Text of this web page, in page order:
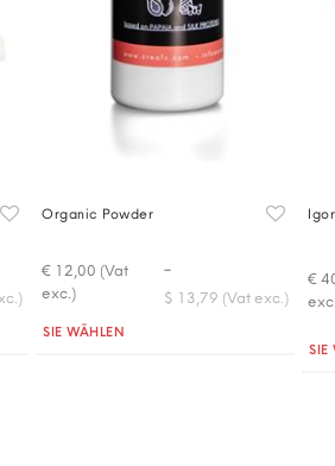
Organic Powder
€ 12,00 (Vat
exc.)
-
$ 13,79 (Vat exc.)
Quantità
SIE WÄHLEN
Igor
€
SIE